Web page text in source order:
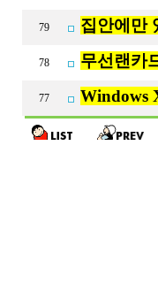
79 집안에만
78 무선랜카
77 Windows